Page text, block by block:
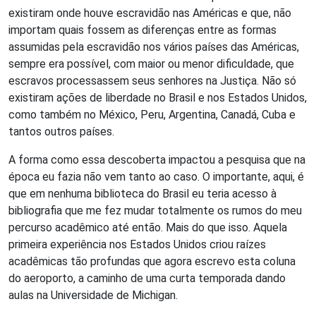
existiram onde houve escravidão nas Américas e que, não
importam quais fossem as diferenças entre as formas
assumidas pela escravidão nos vários países das Américas,
sempre era possível, com maior ou menor dificuldade, que
escravos processassem seus senhores na Justiça. Não só
existiram ações de liberdade no Brasil e nos Estados Unidos,
como também no México, Peru, Argentina, Canadá, Cuba e
tantos outros países.
A forma como essa descoberta impactou a pesquisa que na
época eu fazia não vem tanto ao caso. O importante, aqui, é
que em nenhuma biblioteca do Brasil eu teria acesso à
bibliografia que me fez mudar totalmente os rumos do meu
percurso acadêmico até então. Mais do que isso. Aquela
primeira experiência nos Estados Unidos criou raízes
acadêmicas tão profundas que agora escrevo esta coluna
do aeroporto, a caminho de uma curta temporada dando
aulas na Universidade de Michigan.